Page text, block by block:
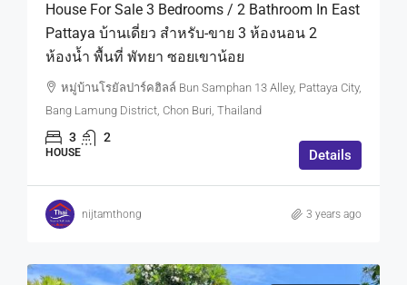
House For Sale 3 Bedrooms / 2 Bathroom In East
Pattaya บ้านเดี่ยว สำหรับ-ขาย 3 ห้องนอน 2
ห้องน้ำ พื้นที่ พัทยา ซอยเขาน้อย
หมู่บ้านโรยัลปาร์คฮิลล์ Bun Samphan 13 Alley, Pattaya City,
Bang Lamung District, Chon Buri, Thailand
3 2
HOUSE Details
nijtamthong 3 years ago